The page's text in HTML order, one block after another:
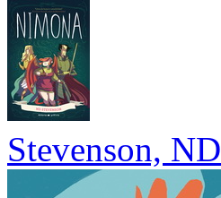
Stevenson, ND